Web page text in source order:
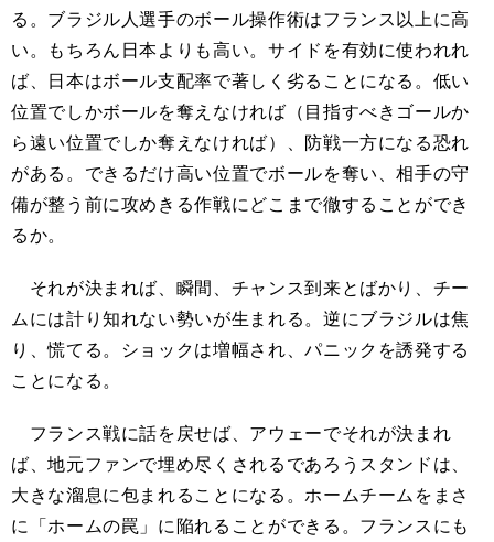
る。ブラジル人選手のボール操作術はフランス以上に高
い。もちろん日本よりも高い。サイドを有効に使われれ
ば、日本はボール支配率で著しく劣ることになる。低い
位置でしかボールを奪えなければ（目指すべきゴールか
ら遠い位置でしか奪えなければ）、防戦一方になる恐れ
がある。できるだけ高い位置でボールを奪い、相手の守
備が整う前に攻めきる作戦にどこまで徹することができ
るか。
それが決まれば、瞬間、チャンス到来とばかり、チー
ムには計り知れない勢いが生まれる。逆にブラジルは焦
り、慌てる。ショックは増幅され、パニックを誘発する
ことになる。
フランス戦に話を戻せば、アウェーでそれが決まれ
ば、地元ファンで埋め尽くされるであろうスタンドは、
大きな溜息に包まれることになる。ホームチームをまさ
に「ホームの罠」に陥れることができる。フランスにも